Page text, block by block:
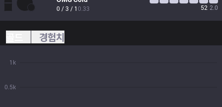
0 / 3 / 10.33 52 2.0
경험치
0.5k
1k